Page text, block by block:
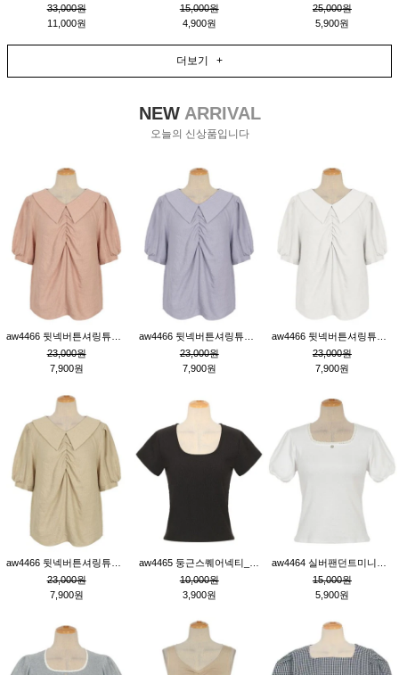
33,000원
11,000원
15,000원
4,900원
25,000원
5,900원
더보기 +
NEWARRIVAL
오늘의 신상품입니다
23,000원
7,900원
23,000원
7,900원
23,000원
7,900원
23,000원
7,900원
10,000원
3,900원
15,000원
5,900원